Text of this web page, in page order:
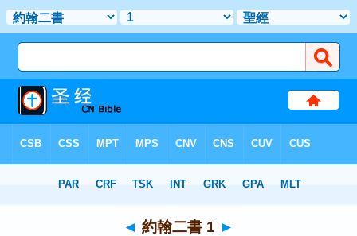
> 約翰二書 1
◄ 約翰二書 1 ►